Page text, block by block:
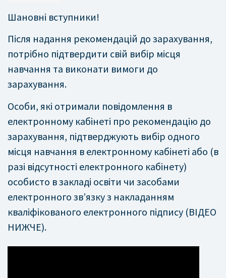
Шановні вступники!
Після надання рекомендацій до зарахування,
потрібно підтвердити свій вибір місця
навчання та виконати вимоги до
зарахування.
Особи, які отримали повідомлення в
електронному кабінеті про рекомендацію до
зарахування, підтверджують вибір одного
місця навчання в електронному кабінеті або (в
разі відсутності електронного кабінету)
особисто в закладі освіти чи засобами
електронного зв’язку з накладанням
кваліфікованого електронного підпису (ВІДЕО
НИЖЧЕ).